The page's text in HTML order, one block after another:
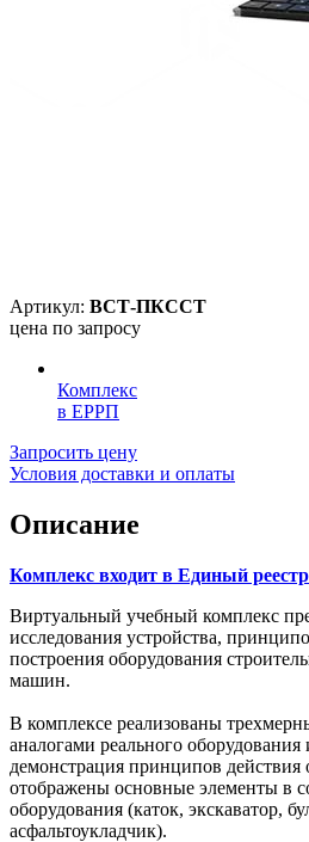
Артикул: ВСТ-ПКССТ
цена по запросу
Комплекс
в ЕРРП
Запросить цену
Условия доставки и оплаты
Описание
Комплекс входит в Единый
Виртуальный учебный комплекс
исследования устройства,
построения оборудования
машин.
В комплексе реализованы
аналогами реального оборудования
демонстрация принципов действия
отображены основные элементы в
оборудования (каток, экскаватор,
асфальтоукладчик).